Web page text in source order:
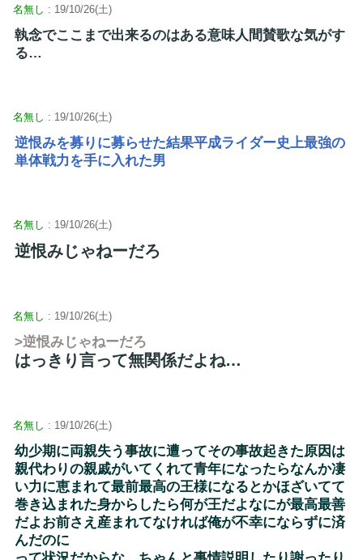
名無し : 19/10/26(土)
執念でここまで出来るのはある意味人間賛歌な気がす
る…
名無し : 19/10/26(土)
逆恨みを募りに募らせた結果平成ライダー史上最強の
単体戦力を手に入れた男
名無し : 19/10/26(土)
逆恨みじゃねーだろ
名無し : 19/10/26(土)
>逆恨みじゃねーだろ
はっきり言って無関係だよね…
名無し : 19/10/26(土)
幼少期に両親失う事故に遭ってその事故起きた原因は
親代わりの親戚がいてくれて青年になったらなんか凄
い力に恵まれて最前最高の王様になるとかほざいてて
巻き込まれた身からしたら何が王だよなにが最高最善
だよお前さえ産まれてなければ俺が不幸にならずに済
んだのに